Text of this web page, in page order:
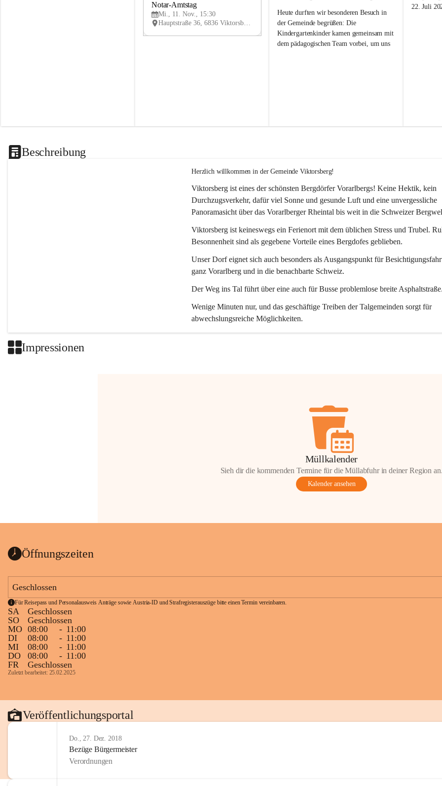
V
Notar-Amtstag
Mi., 11. Nov., 15:30
Hauptstraße 36, 6836 Viktorsberg, AUT
t
o
r
s
Heute durften wir besonderen Besuch in
der Gemeinde begrüßen: Die
Kindergartenkinder kamen gemeinsam mit
dem pädagogischen Team vorbei, um uns
k
22. Juli
Beschreibung
Herzlich willkommen in der Gemeinde Viktorsberg!
Viktorsberg ist eines der schönsten Bergdörfer Vorarlbergs! Keine Hektik, kein
Durchzugsverkehr, dafür viel Sonne und gesunde Luft und eine unvergessliche
Panoramasicht über das Vorarlberger Rheintal bis weit in die Schweizer
Viktorsberg ist keineswegs ein Ferienort mit dem üblichen Stress und Trubel.
Besonnenheit sind als gegebene Vorteile eines Bergdofes geblieben.
Unser Dorf eignet sich auch besonders als Ausgangspunkt für
ganz Vorarlberg und in die benachbarte Schweiz.
Der Weg ins Tal führt über eine auch für Busse problemlose breite
Wenige Minuten nur, und das geschäftige Treiben der Talgemeinden sorgt für
abwechslungsreiche Möglichkeiten.
Impressionen
Müllkalender
Sieh dir die kommenden Termine für die Müllabfuhr in deiner Region
Kalender ansehen
Öffnungszeiten
Geschlossen
Für Reisepass und Personalausweis Anträge sowie Austria-ID und Strafregisterauszüge bitte einen Termin vereinbaren.
SA
Geschlossen
SO
Geschlossen
MO 08:00 - 11:00
DI
08:00 - 11:00
MI
08:00 - 11:00
DO
08:00 - 11:00
FR
Geschlossen
Zuletzt bearbeitet: 25.02.2025
Veröffentlichungsportal
Do., 27. Dez. 2018
Bezüge Bürgermeister
Verordnungen